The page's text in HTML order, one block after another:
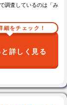
調査しているのは「み
細をチェック！
と詳しく見る